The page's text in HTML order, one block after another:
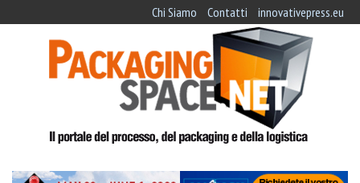
Chi Siamo Contatti innovativepress.eu